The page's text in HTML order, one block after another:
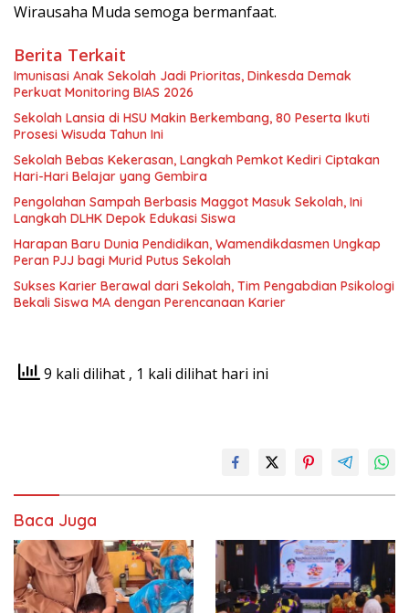
Wirausaha Muda semoga bermanfaat.
Berita Terkait
Imunisasi Anak Sekolah Jadi Prioritas, Dinkesda Demak
Perkuat Monitoring BIAS 2026
Sekolah Lansia di HSU Makin Berkembang, 80 Peserta Ikuti
Prosesi Wisuda Tahun Ini
Sekolah Bebas Kekerasan, Langkah Pemkot Kediri Ciptakan
Hari-Hari Belajar yang Gembira
Pengolahan Sampah Berbasis Maggot Masuk Sekolah, Ini
Langkah DLHK Depok Edukasi Siswa
Harapan Baru Dunia Pendidikan, Wamendikdasmen Ungkap
Peran PJJ bagi Murid Putus Sekolah
Sukses Karier Berawal dari Sekolah, Tim Pengabdian Psikologi
Bekali Siswa MA dengan Perencanaan Karier
9 kali dilihat , 1 kali dilihat hari ini
Baca Juga